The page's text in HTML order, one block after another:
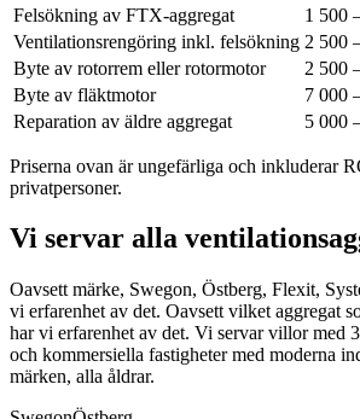
Felsökning av FTX-aggregat
1 500
Ventilationsrengöring inkl. felsökning 2 500
Byte av rotorrem eller rotormotor
2 500
Byte av fläktmotor
7 000
Reparation av äldre aggregat
5 000
Priserna ovan är ungefärliga och inkluderar
privatpersoner.
Vi servar alla
Oavsett märke, Swegon, Östberg, Flexit,
vi erfarenhet av det. Oavsett vilket aggregat
har vi erfarenhet av det. Vi servar villor med
och kommersiella fastigheter med moderna
märken, alla åldrar.